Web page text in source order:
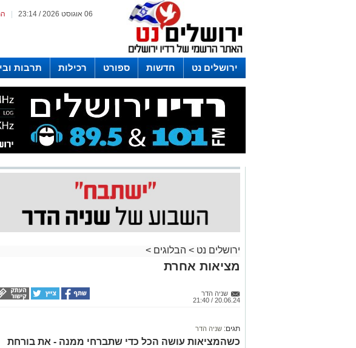
06 אוגוסט 2026 / 23:14
ירושלים נט חדשות ספורט רכילות תרבות
לפרסום ברדיו צרו קשר
לוח שדורים רדיו ירושלים
ירושלים נט > הבלוגים >
מציאות אחרת
שניה הדר
20.06.24 / 21:40
תגים: שניה הדר
כשהמציאות עושה הכל כדי שתברחי ממנה - את בורחת